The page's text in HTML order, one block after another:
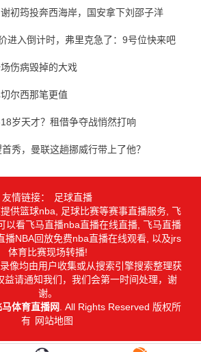
初筠投奔西海岸，国安拿下刘邵子洋
进入倒计时，弗里克急了：9号位快来吧
伤病毁掉的大戏
尔西那笔更值
岁天才？租借争夺战悄然打响
秀，曼联这趟挪威行带上了他？
友情链接：
足球直播
供篮球nba, 足球比赛等赛事直播服务, 飞
以看飞马直播nba直播在线直播, 飞马直播
播NBA回放免费nba直播在线观看, 以及jrs
体育比赛现场转播!
像均由用户收集或从搜索引擎搜索整理获
益请通知我们，我们会第一时间处理，谢
谢。
马体育直播网
. All Rights Reserved 版权所
有 网站地图